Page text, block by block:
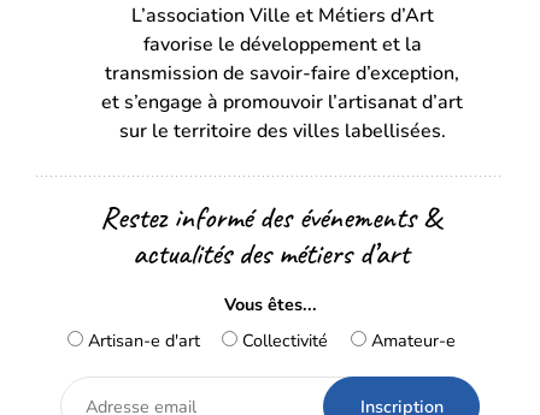
un
onglet)onglet)
L’association Ville et Métiers d’Art
favorise le développement et la
transmission de savoir-faire d’exception,
et s’engage à promouvoir l’artisanat d’art
sur le territoire des villes labellisées.
Restez informé des événements &
actualités des métiers d’art
Vous êtes...
Artisan-e d'art
Collectivité Amateur-e
Adresse